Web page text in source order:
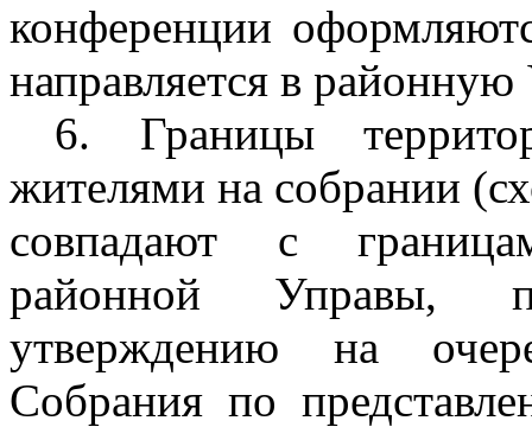
конференции
направляется в районную
6. Границы
жителями на собрании
совпадают с
районной Управы,
утверждению на
Собрания по